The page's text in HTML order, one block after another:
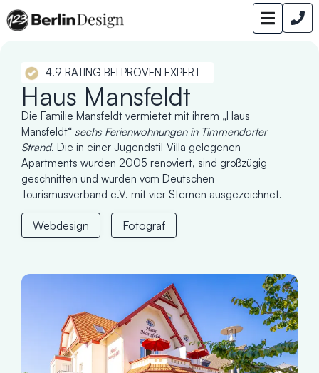
4.9 RATING BEI PROVEN EXPERT
Haus Mansfeldt
Die Familie Mansfeldt vermietet mit ihrem „Haus
Mansfeldt“ sechs Ferienwohnungen in Timmendorfer
Strand. Die in einer Jugendstil-Villa gelegenen
Apartments wurden 2005 renoviert, sind großzügig
geschnitten und wurden vom Deutschen
Tourismusverband e.V. mit vier Sternen ausgezeichnet.
Webdesign Fotograf